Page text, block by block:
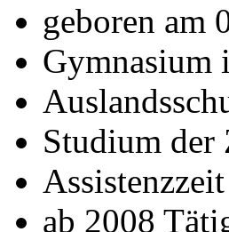
geboren am
Gymnasium
Studium
ab 2008